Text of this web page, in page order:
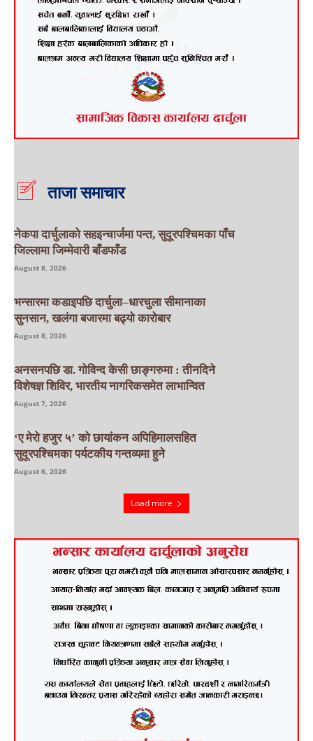
ताजा समाचार
नेकपा दार्चुलाको सहइन्चार्जमा पन्त, सुदूरपश्चिमका पाँच
जिल्लामा जिम्मेवारी बाँडफाँड
August 8, 2026
भन्सारमा कडाइपछि दार्चुला–धारचुला सीमानाका
सुनसान, खलंगा बजारमा बढ्यो कारोबार
August 8, 2026
अनसनपछि डा. गोविन्द केसी छाङ्गरुमा : तीनदिने
विशेषज्ञ शिविर, भारतीय नागरिकसमेत लाभान्वित
August 7, 2026
‘ए मेरो हजुर ५’ को छायांकन अपिहिमालसहित
सुदूरपश्चिमका पर्यटकीय गन्तव्यमा हुने
August 6, 2026
Load more